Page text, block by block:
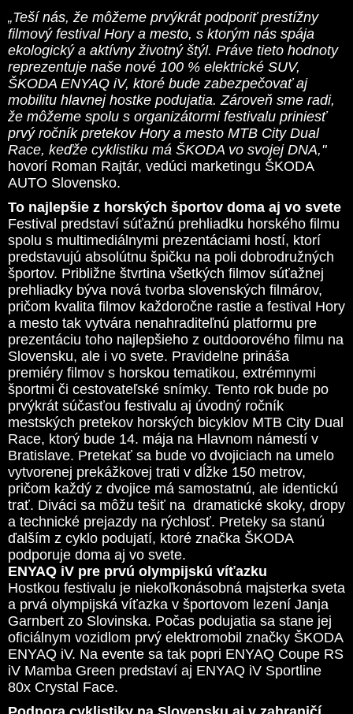
„Teší nás, že môžeme prvýkrát podporiť prestížny
filmový festival Hory a mesto, s ktorým nás spája
ekologický a aktívny životný štýl. Práve tieto hodnoty
reprezentuje naše nové 100 % elektrické SUV,
ŠKODA ENYAQ iV, ktoré bude zabezpečovať aj
mobilitu hlavnej hostke podujatia. Zároveň sme radi,
že môžeme spolu s organizátormi festivalu priniesť
prvý ročník pretekov Hory a mesto MTB City Dual
Race, keďže cyklistiku má ŠKODA vo svojej DNA,"
hovorí Roman Rajtár, vedúci marketingu ŠKODA
AUTO Slovensko.
To najlepšie z horských športov doma aj vo svete
Festival predstaví súťažnú prehliadku horského filmu
spolu s multimediálnymi prezentáciami hostí, ktorí
predstavujú absolútnu špičku na poli dobrodružných
športov. Približne štvrtina všetkých filmov súťažnej
prehliadky býva nová tvorba slovenských filmárov,
pričom kvalita filmov každoročne rastie a festival Hory
a mesto tak vytvára nenahraditeľnú platformu pre
prezentáciu toho najlepšieho z outdoorového filmu na
Slovensku, ale i vo svete. Pravidelne prináša
premiéry filmov s horskou tematikou, extrémnymi
športmi či cestovateľské snímky. Tento rok bude po
prvýkrát súčasťou festivalu aj úvodný ročník
mestských pretekov horských bicyklov MTB City Dual
Race, ktorý bude 14. mája na Hlavnom námestí v
Bratislave. Pretekať sa bude vo dvojiciach na umelo
vytvorenej prekážkovej trati v dĺžke 150 metrov,
pričom každý z dvojice má samostatnú, ale identickú
trať. Diváci sa môžu tešiť na dramatické skoky, dropy
a technické prejazdy na rýchlosť. Preteky sa stanú
ďalším z cyklo podujatí, ktoré značka ŠKODA
podporuje doma aj vo svete.
ENYAQ iV pre prvú olympijskú víťazku
Hostkou festivalu je niekoľkonásobná majsterka sveta
a prvá olympijská víťazka v športovom lezení Janja
Garnbert zo Slovinska. Počas podujatia sa stane jej
oficiálnym vozidlom prvý elektromobil značky ŠKODA
ENYAQ iV. Na evente sa tak popri ENYAQ Coupe RS
iV Mamba Green predstaví aj ENYAQ iV Sportline
80x Crystal Face.